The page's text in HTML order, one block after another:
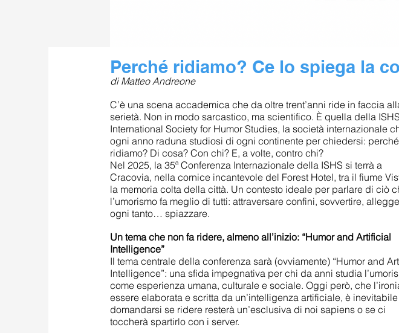
Perché ridiamo? Ce lo spiega la
di Matteo Andreone
C’è una scena accademica che da oltre trent’anni ride in faccia
serietà. Non in modo sarcastico, ma scientifico. È quella della
International Society for Humor Studies, la società internazionale
ogni anno raduna studiosi di ogni continente per chiedersi: perché
ridiamo? Di cosa? Con chi? E, a volte, contro chi?
Nel 2025, la 35ª Conferenza Internazionale della ISHS si terrà a
Cracovia, nella cornice incantevole del Forest Hotel, tra il fiume
la memoria colta della città. Un contesto ideale per parlare di ciò
l’umorismo fa meglio di tutti: attraversare confini, sovvertire,
ogni tanto… spiazzare.
Un tema che non fa ridere, almeno all’inizio: “Humor and Artificial
Intelligence”
Il tema centrale della conferenza sarà (ovviamente) “Humor and
Intelligence”: una sfida impegnativa per chi da anni studia
come esperienza umana, culturale e sociale. Oggi però, che
essere elaborata e scritta da un’intelligenza artificiale, è inevitabile
domandarsi se ridere resterà un’esclusiva di noi sapiens o se ci
toccherà spartirlo con i server.